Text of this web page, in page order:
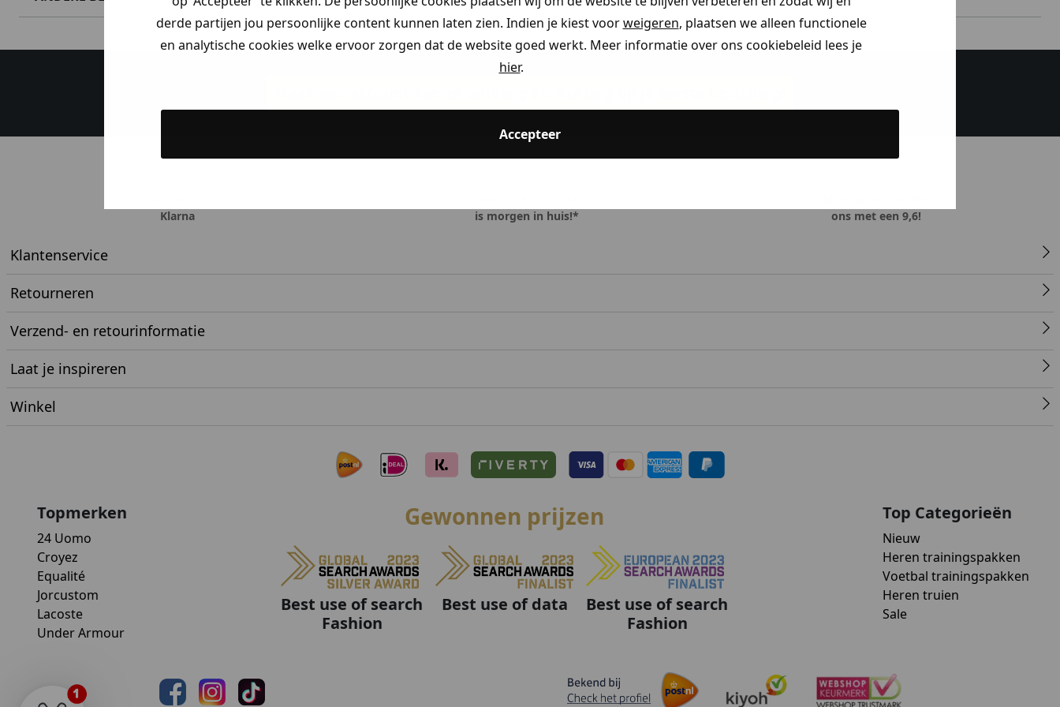
derde partijen jou persoonlijke content kunnen laten zien. Indien je kiest voorweigeren, plaatsen we alleen functionele
en analytische cookies welke ervoor zorgen dat de website goed werkt. Meer informatie over ons cookiebeleid lees je
hier.
Accepteer
Klarna
is morgen in huis!*
ons met een 9,6!
Klantenservice
Retourneren
Verzend- en retourinformatie
Laat je inspireren
Winkel
Topmerken
24 Uomo
Croyez
Equalité
Jorcustom
Lacoste
Under Armour
Gewonnen prijzen
Best use of search
Fashion
Best use of data
Best use of search
Fashion
Top Categorieën
Nieuw
Heren trainingspakken
Voetbal trainingspakken
Heren truien
Sale